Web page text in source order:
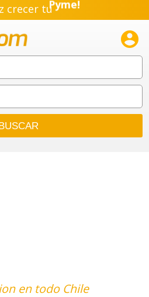
crecer tuPyme!
Emprendimiento!

en todo Chile